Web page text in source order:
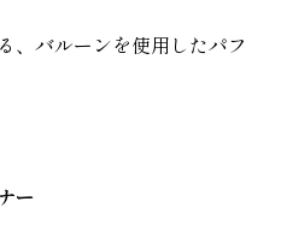
バルーンを使用したパフ
ー